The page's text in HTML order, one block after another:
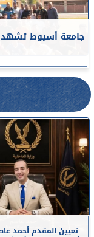
تعيين المقدم أحمد